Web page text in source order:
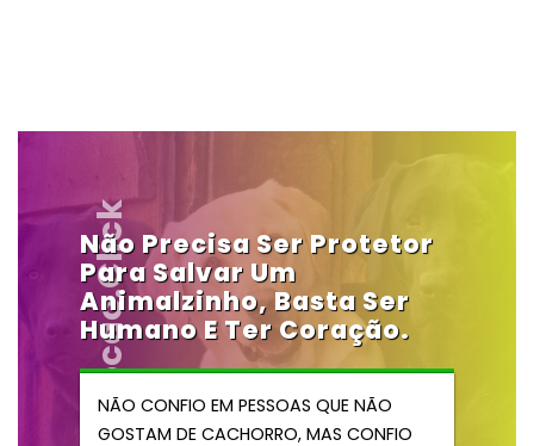
Vendocao.click
Não Precisa Ser Protetor
Para Salvar Um
Animalzinho, Basta Ser
Humano E Ter Coração.
NÃO CONFIO EM PESSOAS QUE NÃO
GOSTAM DE CACHORRO, MAS CONFIO